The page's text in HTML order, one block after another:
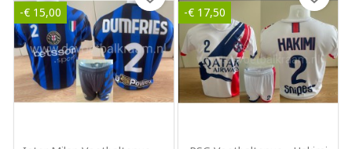
-€ 15,00 -€ 17,50